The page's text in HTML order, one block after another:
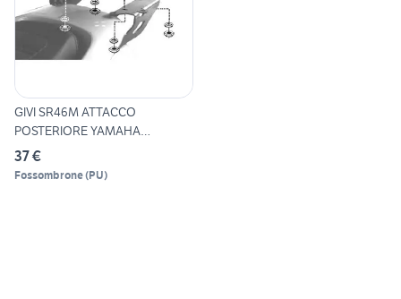
GIVI SR46M ATTACCO
POSTERIORE YAMAHA
MAJESTY 125-1
37 €
Fossombrone(PU)